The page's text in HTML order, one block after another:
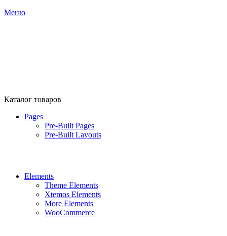
Меню
Каталог товаров
Pages
Pre-Built Pages
Pre-Built Layouts
Elements
Theme Elements
Xtemos Elements
More Elements
WooCommerce